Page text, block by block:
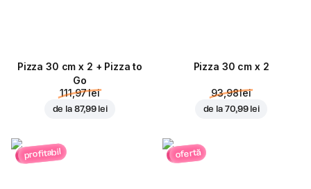
Pizza 30 cm x 2 + Pizza to
Go
111,97 lei
de la 87,99 lei
Pizza 30 cm x 2
93,98 lei
de la 70,99 lei
profitabil ofertă